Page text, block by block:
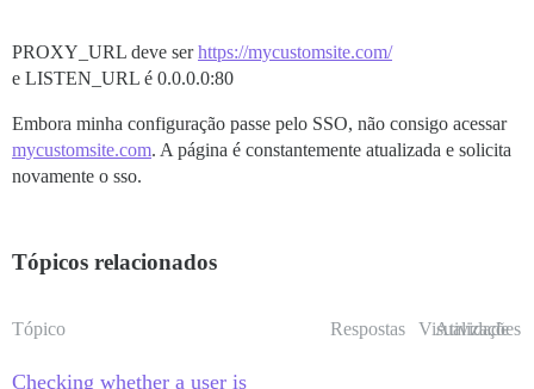
PROXY_URL deve serhttps://mycustomsite.com/
e LISTEN_URL é 0.0.0.0:80
Embora minha configuração passe pelo SSO, não consigo acessar
mycustomsite.com. A página é constantemente atualizada e solicita
novamente o sso.
Tópicos relacionados
Tópico Respostas Visualizações
Atividade
Checking whether a user is